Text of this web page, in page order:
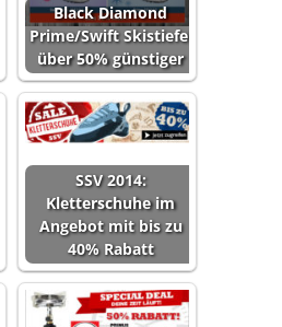
Black Diamond
Prime/Swift Skistiefel
über 50% günstiger
SSV 2014:
Kletterschuhe im
Angebot mit bis zu
40% Rabatt